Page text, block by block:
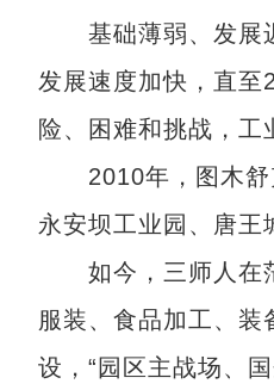
基础薄弱、发展迟
发展速度加快，直
险、困难和挑战，工
2010年，图木舒克
永安坝工业园、唐王
如今，三师人在茫
服装、食品加工、
设，“园区主战场、